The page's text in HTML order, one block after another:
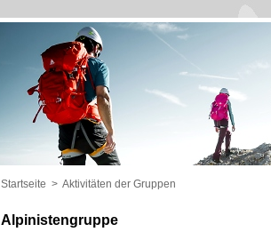
Startseite > Aktivitäten der Gruppen
Alpinistengruppe